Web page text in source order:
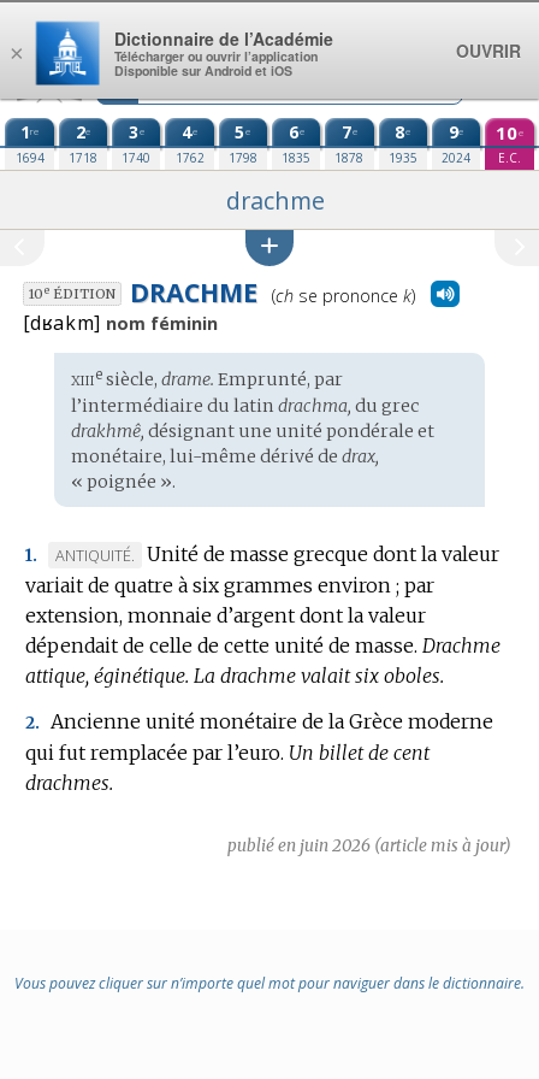
Aller au contenu
1re
1694
2e
1718
3e
1740
4e
1762
5e
1798
6e
1835
7e
1878
8e
1935
9e
2024
10e
E.C.
drachme
10eÉDITION DRACHME
Prononciation
(chse prononce k)
[dʁakm] nom féminin
Étymologie
:
xiiiesiècle, drame. Emprunté, par
l’intermédiaire du latin drachma, du grec
drakhmê, désignant une unité pondérale et
monétaire, lui-même dérivé de drax,
« poignée ».
1.
MARQUE
DE
DOMAINE
:
ANTIQUITÉ.
Unité de masse grecque dont la valeur
variait de quatre à six grammes environ ; par
extension, monnaie d’argent dont la valeur
dépendait de celle de cette unité de masse. Drachme
attique, éginétique. La drachme valait six oboles.
2. Ancienne unité monétaire de la Grèce moderne
qui fut remplacée par l’euro. Un billet de cent
drachmes.
publié en juin 2026 (article mis à jour)
Vous pouvez cliquer sur n’importe quel mot pour naviguer dans le dictionnaire.
×
Dictionnaire de l’Académie
Télécharger ou ouvrir l’application
Disponible sur Android et iOS
OUVRIR